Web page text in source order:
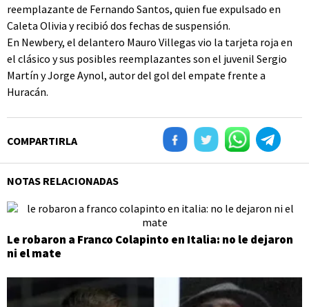
reemplazante de Fernando Santos, quien fue expulsado en
Caleta Olivia y recibió dos fechas de suspensión.
En Newbery, el delantero Mauro Villegas vio la tarjeta roja en
el clásico y sus posibles reemplazantes son el juvenil Sergio
Martín y Jorge Aynol, autor del gol del empate frente a
Huracán.
COMPARTIRLA
NOTAS RELACIONADAS
Le robaron a Franco Colapinto en Italia: no le dejaron
ni el mate